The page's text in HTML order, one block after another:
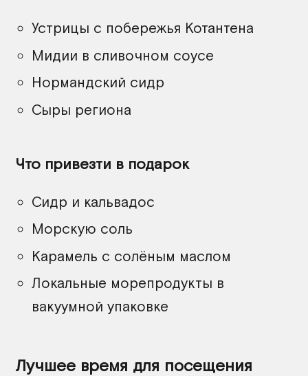
Устрицы с побережья Котантена
Мидии в сливочном соусе
Нормандский сидр
Сыры региона
Что привезти в подарок
Сидр и кальвадос
Морскую соль
Карамель с солёным маслом
Локальные морепродукты в
вакуумной упаковке
Лучшее время для посещения